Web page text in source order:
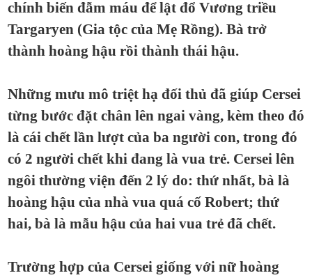
chính biến đẫm máu để lật đổ Vương triều
Targaryen (Gia tộc của Mẹ Rồng). Bà trở
thành hoàng hậu rồi thành thái hậu.
Những mưu mô triệt hạ đối thủ đã giúp Cersei
từng bước đặt chân lên ngai vàng, kèm theo đó
là cái chết lần lượt của ba người con, trong đó
có 2 người chết khi đang là vua trẻ. Cersei lên
ngôi thường viện đến 2 lý do: thứ nhất, bà là
hoàng hậu của nhà vua quá cố Robert; thứ
hai, bà là mẫu hậu của hai vua trẻ đã chết.
Trường hợp của Cersei giống với nữ hoàng